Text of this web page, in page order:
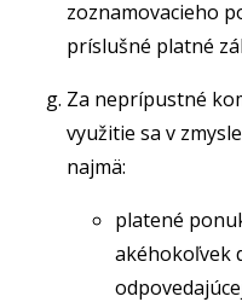
zoznamovacieho
príslušné platné
Za neprípustné
využitie sa v
najmä:
platené
akéhokoľvek